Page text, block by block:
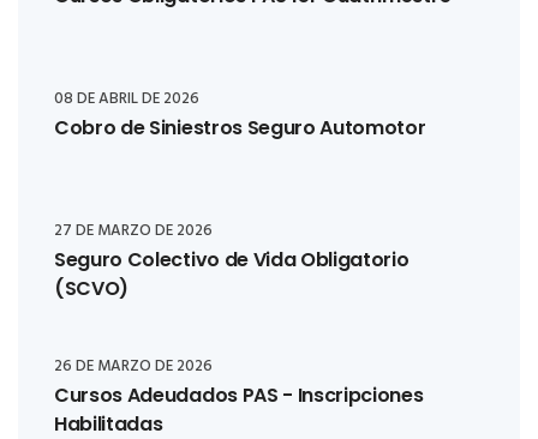
08 DE ABRIL DE 2026
Cobro de Siniestros Seguro Automotor
27 DE MARZO DE 2026
Seguro Colectivo de Vida Obligatorio
(SCVO)
26 DE MARZO DE 2026
Cursos Adeudados PAS - Inscripciones
Habilitadas